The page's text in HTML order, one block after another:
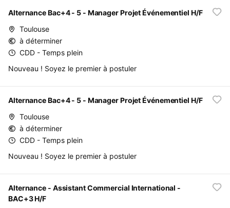
Alternance Bac+4 - 5 - Manager Projet Événementiel H/F
Toulouse
à déterminer
CDD - Temps plein
Nouveau ! Soyez le premier à postuler
Alternance Bac+4 - 5 - Manager Projet Événementiel H/F
Toulouse
à déterminer
CDD - Temps plein
Nouveau ! Soyez le premier à postuler
Alternance - Assistant Commercial International -
BAC+3 H/F